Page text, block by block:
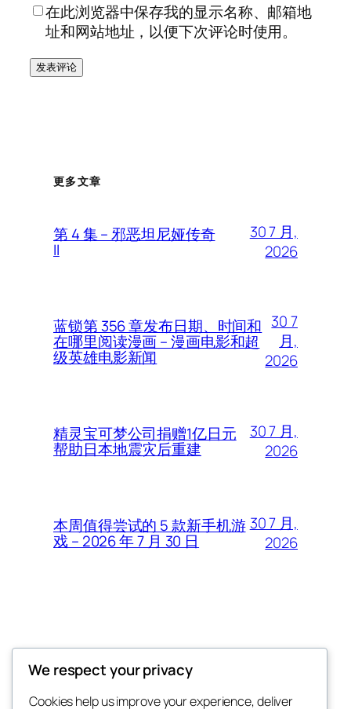
在此浏览器中保存我的显示名称、邮箱地
址和网站地址，以便下次评论时使用。
更多文章
第 4 集 – 邪恶坦尼娅传奇
II
30 7 月,
2026
蓝锁第 356 章发布日期、时间和
在哪里阅读漫画 – 漫画电影和超
级英雄电影新闻
30 7
月,
2026
精灵宝可梦公司捐赠1亿日元
帮助日本地震灾后重建
30 7 月,
2026
本周值得尝试的 5 款新手机游
戏 – 2026 年 7 月 30 日
30 7 月,
2026
Thunder Feeds
你最喜欢的电子游戏和攻略杂志
We respect your privacy
Cookies help us improve your experience, deliver